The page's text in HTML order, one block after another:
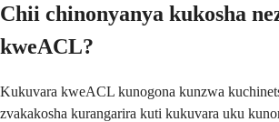
Chii chinonyanya kukosha
kweACL?
Kukuvara kweACL kunogona kunzwa
zvakakosha kurangarira kuti kukuvara uku